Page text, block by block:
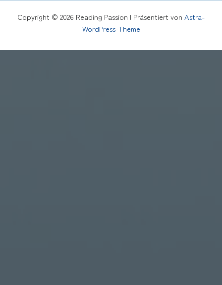
Copyright © 2026 Reading Passion | Präsentiert von Astra-
WordPress-Theme